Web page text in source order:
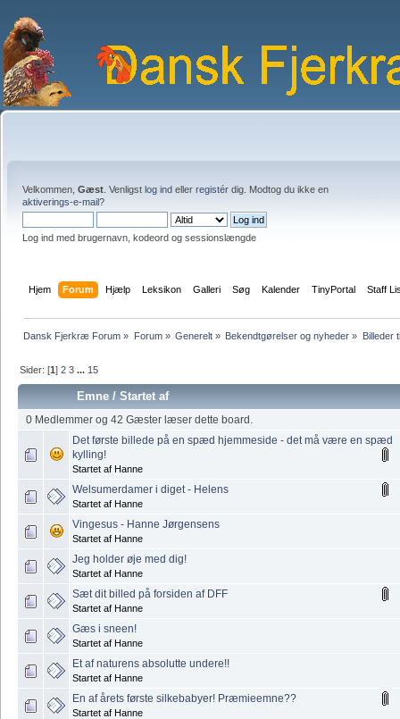
Velkommen, Gæst . Venligst log ind eller registér dig. Modtog du ikke en
aktiverings-e-mail?
Log ind med brugernavn, kodeord og sessionslængde
Hjem Forum Hjælp Leksikon Galleri Søg Kalender TinyPortal Staff
Dansk Fjerkræ Forum » Forum» Generelt» Bekendtgørelser og nyheder » Billeder
Sider: [1]2 3 ... 15
Emne /Startet af
0 Medlemmer og 42 Gæster læser dette board.
Det første billede på en spæd hjemmeside - det må være en spæd
kylling!
Startet af Hanne
Welsumerdamer i diget - Helens
Startet af Hanne
Vingesus - Hanne Jørgensens
Startet af Hanne
Jeg holder øje med dig!
Startet af Hanne
Sæt dit billed på forsiden af DFF
Startet af Hanne
Gæs i sneen!
Startet af Hanne
Et af naturens absolutte undere!!
Startet af Hanne
En af årets første silkebabyer! Præmieemne??
Startet af Hanne